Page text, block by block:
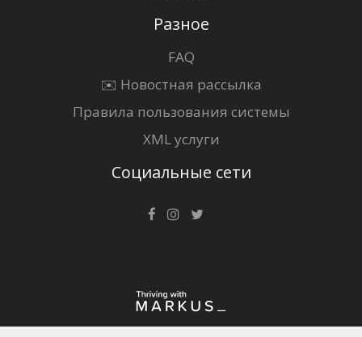
Разное
FAQ
✉️ Новостная рассылка
Правила пользования системы
XML услуги
Социальные сети